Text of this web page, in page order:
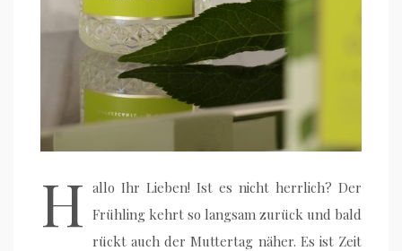
H allo Ihr Lieben! Ist es nicht herrlich? Der
Frühling kehrt so langsam zurück und bald
rückt auch der Muttertag näher. Es ist Zeit